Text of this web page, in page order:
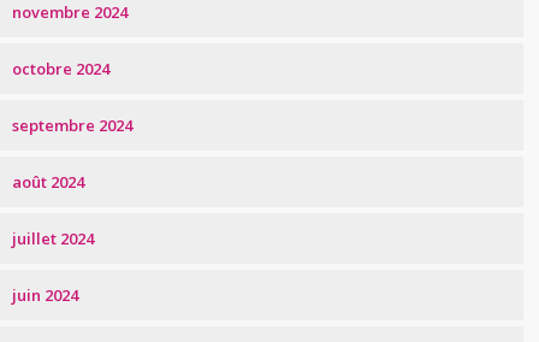
novembre 2024
octobre 2024
septembre 2024
août 2024
juillet 2024
juin 2024